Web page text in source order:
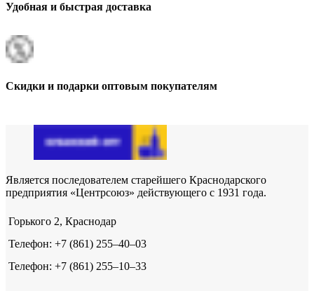
Удобная и быстрая доставка
Скидки и подарки оптовым покупателям
Является последователем старейшего Краснодарского
предприятия «Центрсоюз» действующего с 1931 года.
Горького 2, Краснодар
Телефон: +7 (861) 255‒40‒03
Телефон: +7 (861) 255‒10‒33